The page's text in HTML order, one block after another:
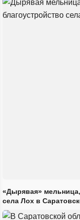
«Дырявая»
села Лох в